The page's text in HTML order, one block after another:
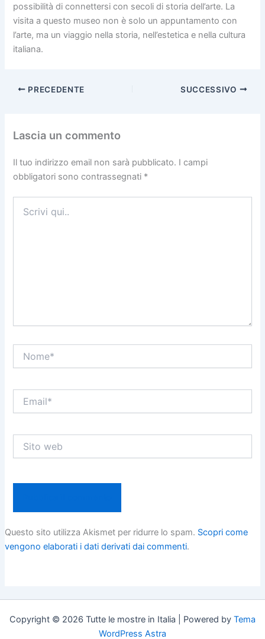
possibilità di connettersi con secoli di storia dell’arte. La
visita a questo museo non è solo un appuntamento con
l’arte, ma un viaggio nella storia, nell’estetica e nella cultura
italiana.
PRECEDENTE SUCCESSIVO
Lascia un commento
Il tuo indirizzo email non sarà pubblicato. I campi
obbligatori sono contrassegnati *
qui..
web
Questo sito utilizza Akismet per ridurre lo spam. Scopri come
vengono elaborati i dati derivati dai commenti.
Copyright © 2026 Tutte le mostre in Italia | Powered by Tema
WordPress Astra